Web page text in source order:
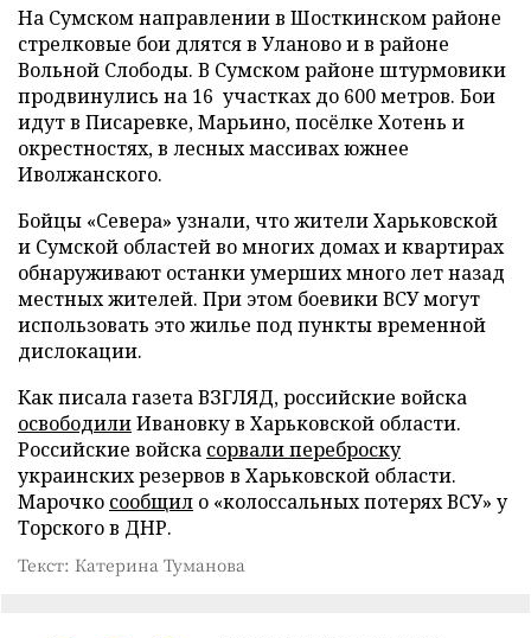
На Сумском направлении в Шосткинском районе
стрелковые бои длятся в Уланово и в районе
Вольной Слободы. В Сумском районе штурмовики
продвинулись на 16 участках до 600 метров. Бои
идут в Писаревке, Марьино, посёлке Хотень и
окрестностях, в лесных массивах южнее
Иволжанского.
Бойцы «Севера» узнали, что жители Харьковской
и Сумской областей во многих домах и квартирах
обнаруживают останки умерших много лет назад
местных жителей. При этом боевики ВСУ могут
использовать это жилье под пункты временной
дислокации.
Как писала газета ВЗГЛЯД, российские войска
освободилиИвановку в Харьковской области.
Российские войска сорвали переброску
украинских резервов в Харьковской области.
Марочко сообщил о «колоссальных потерях ВСУ» у
Торского в ДНР.
Текст: Катерина Туманова